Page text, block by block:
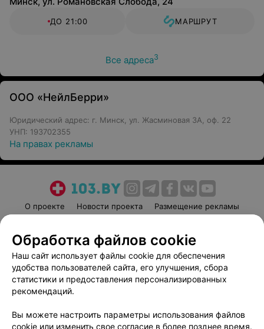
ДО 21:00 МАРШРУТ
Все адреса3
ООО «НейлБерри»
Юридический адрес: г. Минск, ул. Жасминовая 3А, оф. 22
УНП: 193702355
На правах рекламы
О проекте Новости проекта
Размещение рекламы
Пользовательское соглашение
Способы оплаты
Вакансии
Партнеры
Написать руководителю 103.by
Обработка персональных данных
Обработка файлов cookie
Наш сайт использует файлы cookie для обеспечения
удобства пользователей сайта, его улучшения, сбора
статистики и предоставления персонализированных
рекомендаций.
Вы можете настроить параметры использования файлов
cookie или изменить свое согласие в более позднее время.